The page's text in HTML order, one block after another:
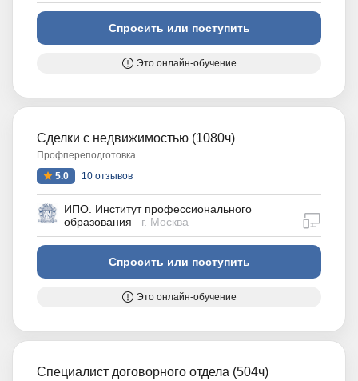
Спросить или поступить
Это онлайн-обучение
Сделки с недвижимостью (1080ч)
Профпереподготовка
5.0
10 отзывов
ИПО. Институт профессионального
образования
г. Москва
Спросить или поступить
Это онлайн-обучение
Специалист договорного отдела (504ч)